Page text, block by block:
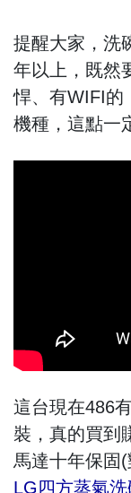
提醒大家，洗
年以上，既然
悍、有WIFI的
機種，這點一
這台現在486
裝，真的買到
馬達十年保固(
LG四方蒸氣